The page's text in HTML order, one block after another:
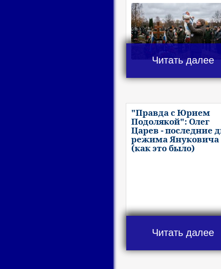
Читать далее
"Правда с Юрием
Подолякой": Олег
Царев - последние
режима Януковича
(как это было)
Читать далее